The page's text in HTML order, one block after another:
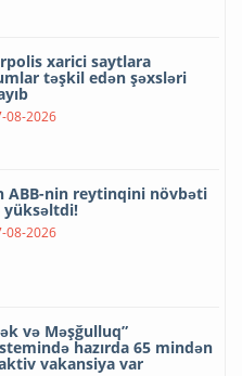
xarici saytlara
təşkil edən şəxsləri
08-2026
ABB-nin reytinqini növbəti
yüksəltdi!
08-2026
və Məşğulluq”
hazırda 65 mindən
vakansiya var